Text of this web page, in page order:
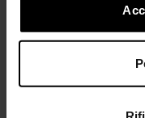
Saldi estivi
% % % %